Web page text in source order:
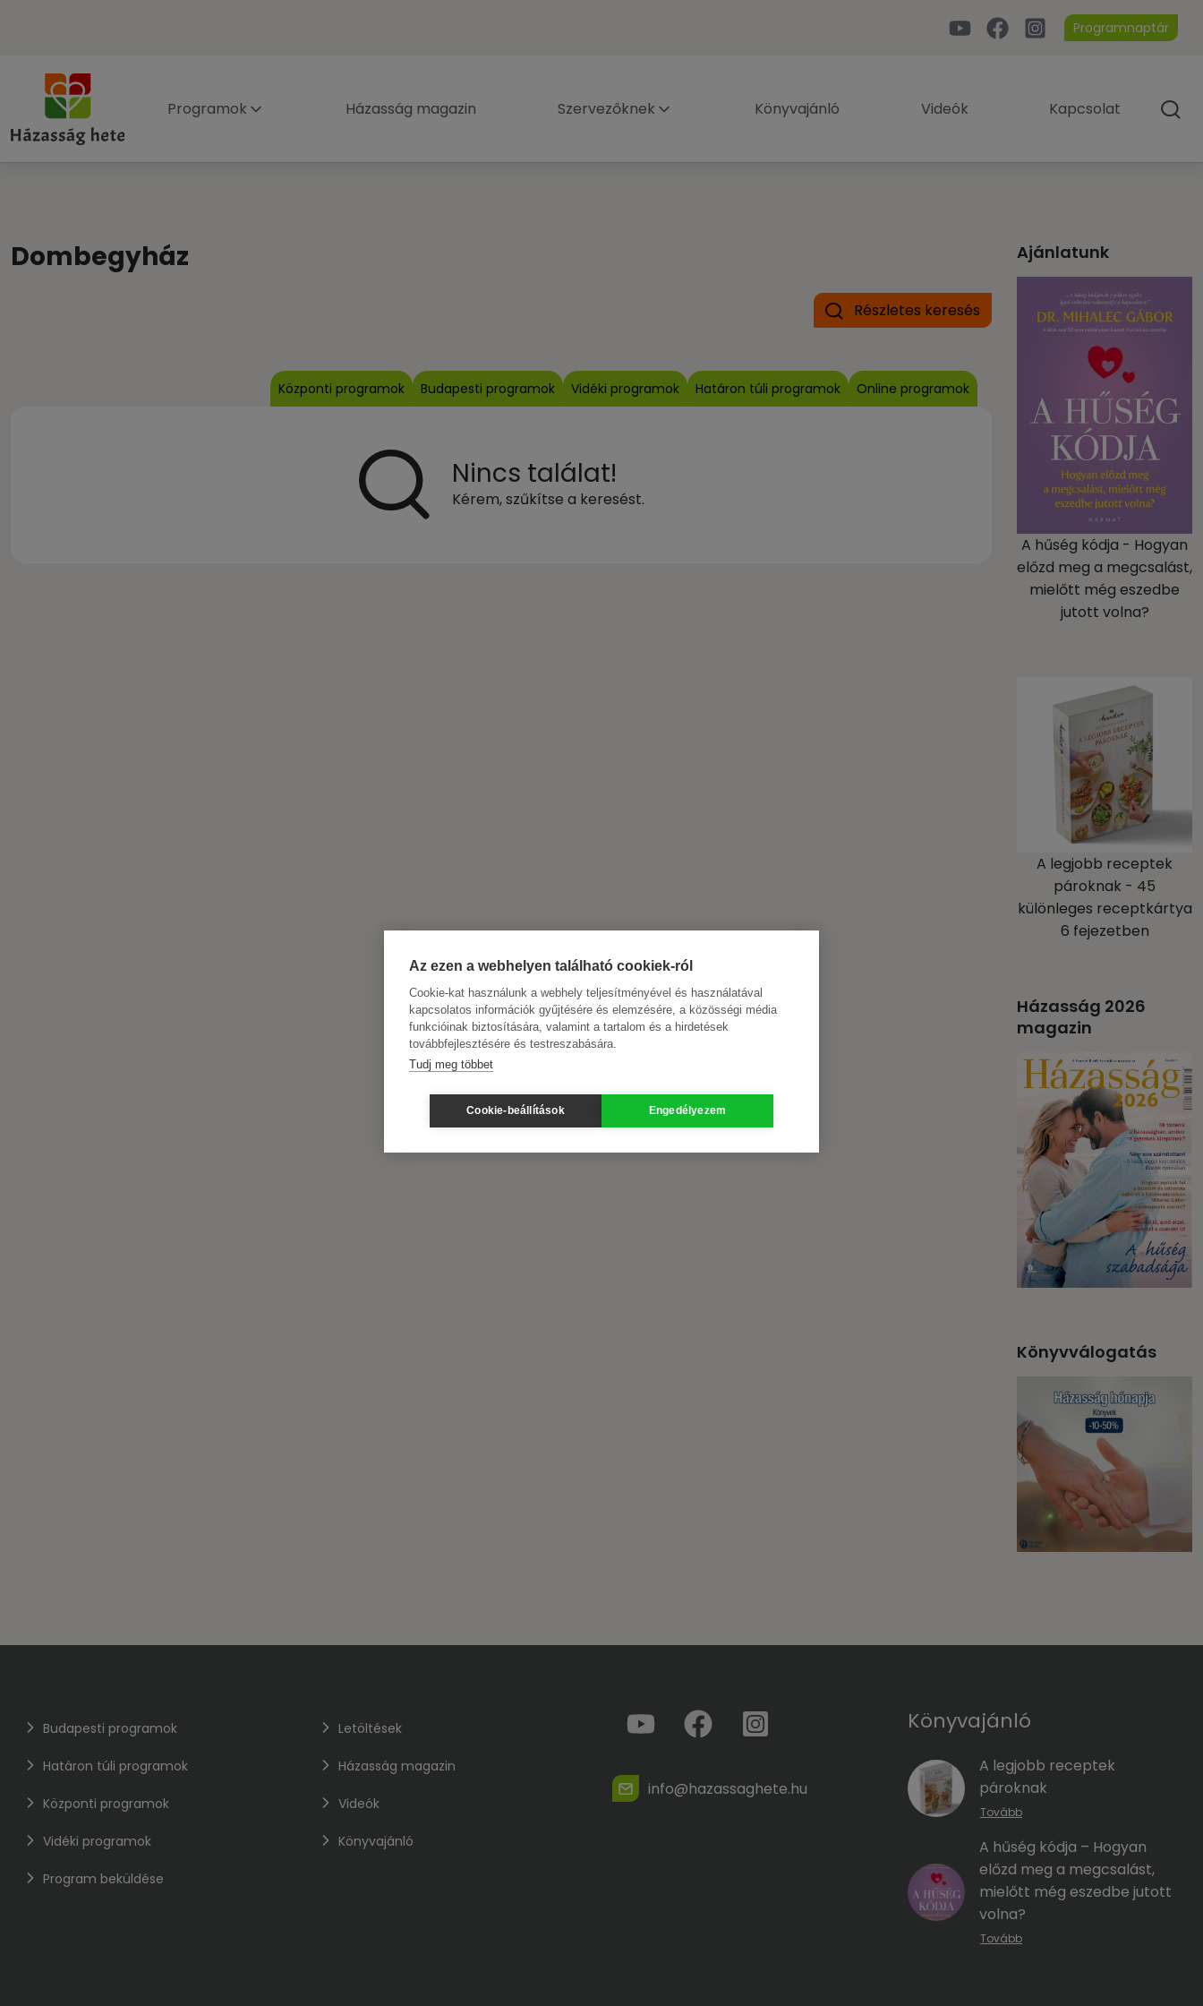
Programnaptár
Programok Házasság magazin Szervezőknek Könyvajánló Videók Kapcsolat
Dombegyház
Részletes keresés
Központi programok Budapesti programok Vidéki programok Határon túli programok Online programok
Nincs találat!
Kérem, szűkítse a keresést.
Ajánlatunk
A hűség kódja - Hogyan
előzd meg a megcsalást,
mielőtt még eszedbe
jutott volna?
A legjobb receptek
pároknak - 45
különleges receptkártya
6 fejezetben
Házasság 2026
magazin
Könyvválogatás
Budapesti programok
Határon túli programok
Központi programok
Vidéki programok
Program beküldése
Letöltések
Házasság magazin
Videók
Könyvajánló
info@hazassaghete.hu
Könyvajánló
A legjobb receptek
pároknak
Tovább
A hűség kódja – Hogyan
előzd meg a megcsalást,
mielőtt még eszedbe jutott
volna?
Tovább
Az ezen a webhelyen található cookiek-ról
Cookie-kat használunk a webhely teljesítményével és használatával
kapcsolatos információk gyűjtésére és elemzésére, a közösségi média
funkcióinak biztosítására, valamint a tartalom és a hirdetések
továbbfejlesztésére és testreszabására.
Tudj meg többet
Cookie-beállítások Engedélyezem